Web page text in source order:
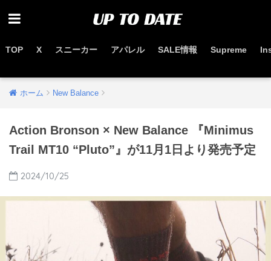
TOP X スニーカー アパレル SALE情報 Supreme
ホーム New Balance
Action Bronson × New Balance 『Minimus
Trail MT10 “Pluto”』が11月1日より発売予定
2024/10/25